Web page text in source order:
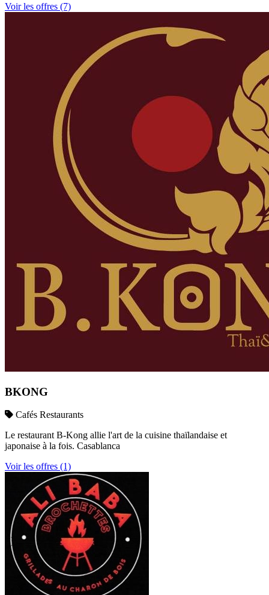
Voir les offres (7)
BKONG
Cafés Restaurants
Le restaurant B-Kong allie l'art de la cuisine thaïlandaise et
japonaise à la fois. Casablanca
Voir les offres (1)